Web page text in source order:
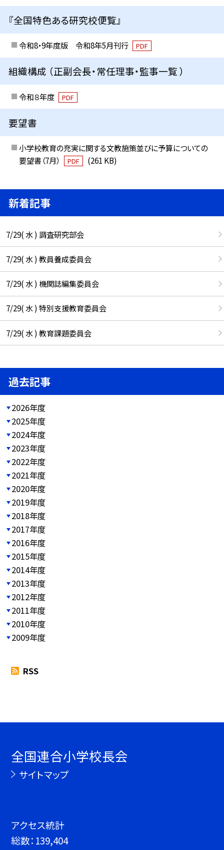
『全国特色ある研究校便覧』
令和8・9年度版 令和8年5月刊行 PDF
組織構成 （正副会長・常任理事・監事一覧 ）
令和８年度 PDF
要望書
小学校教育の充実に関する文教施策並びに予算についての
要望書（7月）
PDF (261 KB)
新着記事
7/29( 水 ) 調査研究部会
7/29( 水 ) 教員養成委員会
7/29( 水 ) 機関誌編集委員会
7/29( 水 ) 特別支援教育委員会
7/29( 水 ) 教育課題委員会
過去記事
2026年度
2025年度
2024年度
2023年度
2022年度
2021年度
2020年度
2019年度
2018年度
2017年度
2016年度
2015年度
2014年度
2013年度
2012年度
2011年度
2010年度
2009年度
RSS
全国連合小学校長会
サイトマップ
アクセス統計
総数： 139,404